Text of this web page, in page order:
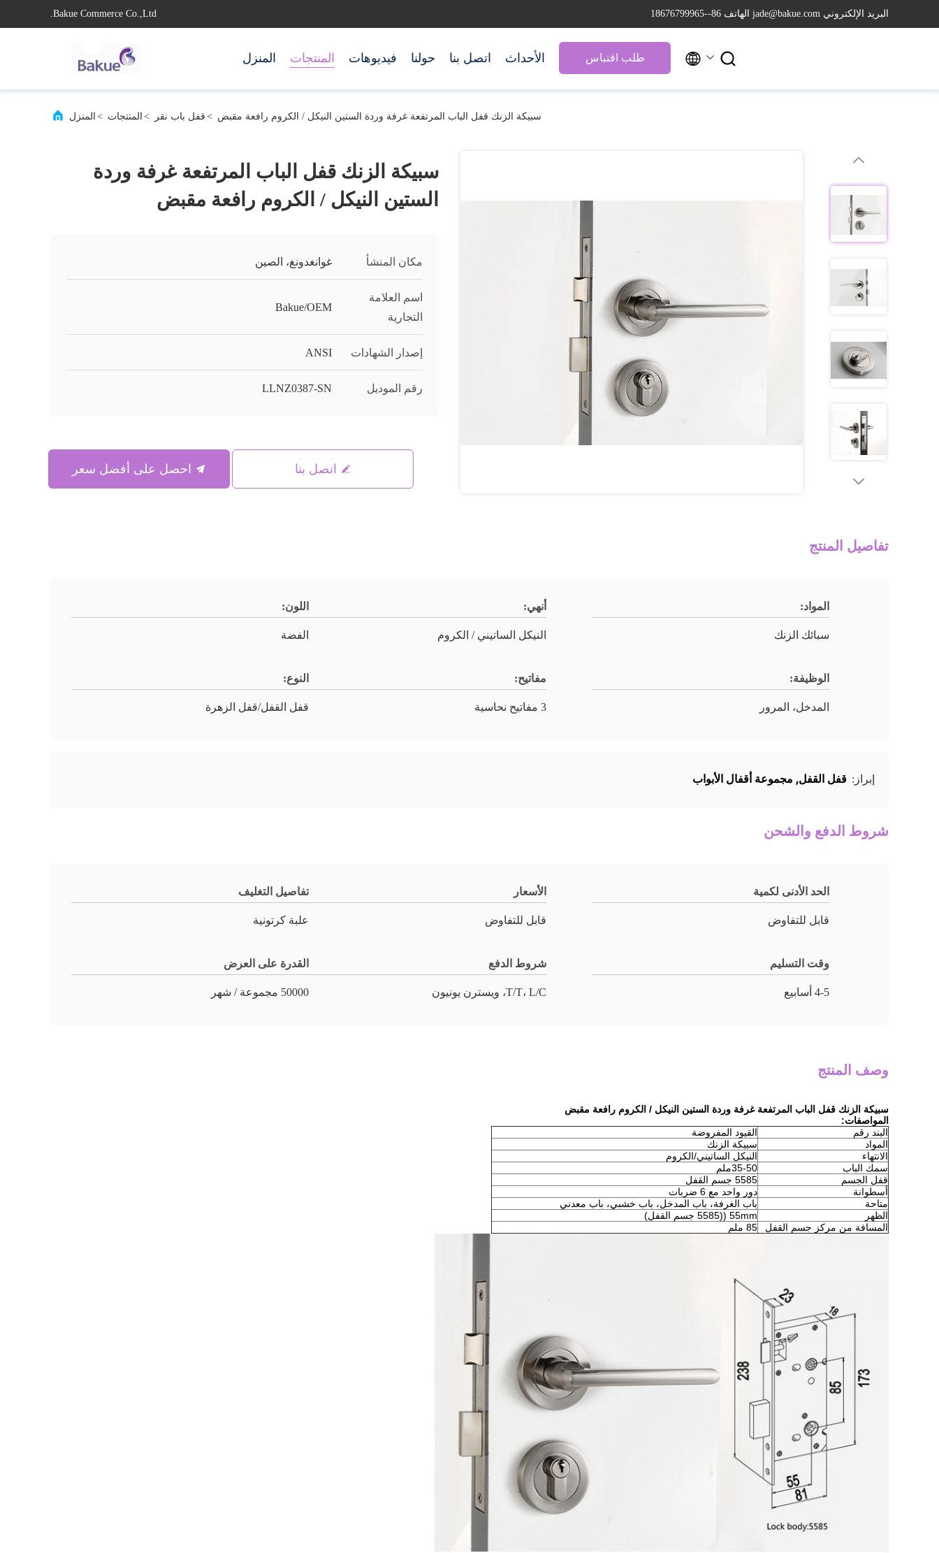
Bakue Commerce Co.,Ltd. البريد الإلكتروني jade@bakue.com الهاتف 86--18676799965
المنزل المنتجات فيديوهات حولنا اتصل بنا الأحداث طلب اقتباس  
المنزل > المنتجات > قفل باب نقر > سبيكة الزنك قفل الباب المرتفعة غرفة وردة الستين النيكل / الكروم رافعة مقبض
سبيكة الزنك قفل الباب المرتفعة غرفة وردة
الستين النيكل / الكروم رافعة مقبض
مكان المنشأ غوانغدونغ، الصين
اسم العلامة
التجارية
Bakue/OEM
إصدار الشهادات ANSI
رقم الموديل LLNZ0387-SN
اتصل بنا
تفاصيل المنتج
المواد:
سبائك الزنك
أنهي:
النيكل الساتيني / الكروم
اللون:
الفضة
الوظيفة:
المدخل، المرور
مفاتيح:
3 مفاتيح نحاسية
النوع:
قفل القفل/قفل الزهرة
إبراز: قفل القفل, مجموعة أقفال الأبواب
شروط الدفع والشحن
الحد الأدنى لكمية
قابل للتفاوض
الأسعار
قابل للتفاوض
تفاصيل التغليف
علبة كرتونية
وقت التسليم
4-5 أسابيع
شروط الدفع
T/T، L/C، ويسترن يونيون
القدرة على العرض
50000 مجموعة / شهر
وصف المنتج
سبيكة الزنك قفل الباب المرتفعة غرفة وردة الستين النيكل / الكروم رافعة مقبض
المواصفات:
البند رقم
القيود المفروضة
المواد
سبيكة الزنك
الانتهاء
النيكل الساتيني/الكروم
سمك الباب
35-50ملم
قفل الجسم
5585 جسم القفل
أسطوانة
دور واحد مع 6 ضربات
متاحة
باب الغرفة، باب المدخل، باب خشبي، باب معدني
الظهر
55mm ((5585 جسم القفل)
المسافة من مركز جسم القفل
85 ملم